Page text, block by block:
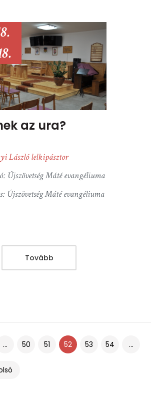
az ura?
László lelkipásztor
Újszövetség Máté evangéliuma
Újszövetség Máté evangéliuma
Tovább
... 50 51 52 53 54 ...